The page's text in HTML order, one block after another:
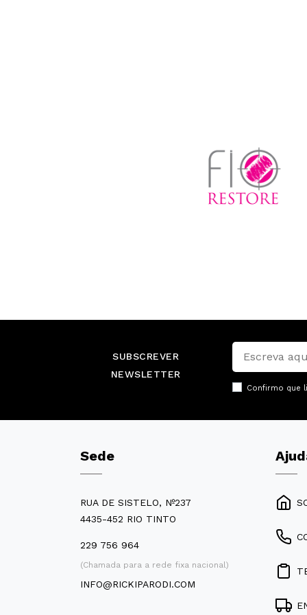
SUBSCREVER
NEWSLETTER
Confirmo que
Sede
RUA DE SISTELO, Nº237
4435-452 RIO TINTO
229 756 964
(Chamada para a rede fixa nacional)
INFO@RICKIPARODI.COM